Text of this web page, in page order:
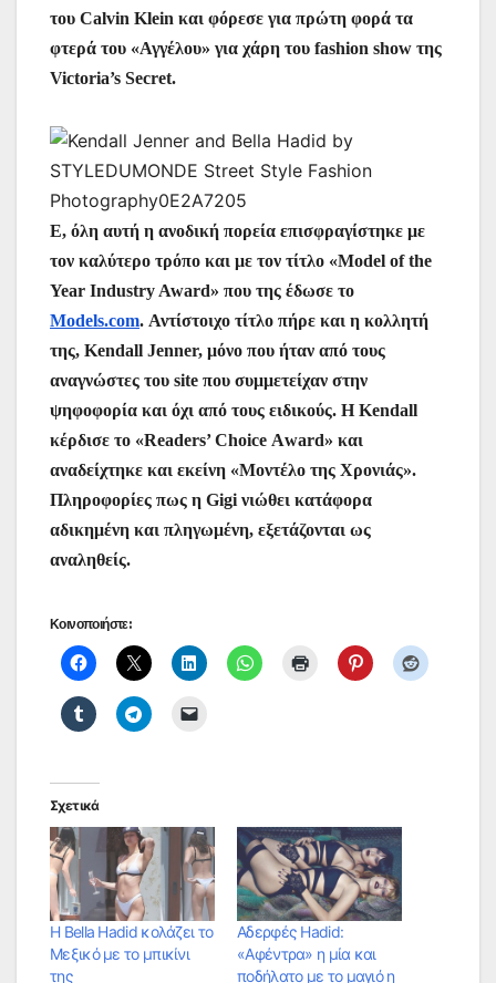
του Calvin Klein και φόρεσε για πρώτη φορά τα
φτερά του «Αγγέλου» για χάρη του fashion show της
Victoria’s Secret.
Ε, όλη αυτή η ανοδική πορεία επισφραγίστηκε με
τον καλύτερο τρόπο και με τον τίτλο «Model of the
Year Industry Award» που της έδωσε το
Models.com. Αντίστοιχο τίτλο πήρε και η κολλητή
της, Kendall Jenner, μόνο που ήταν από τους
αναγνώστες του site που συμμετείχαν στην
ψηφοφορία και όχι από τους ειδικούς. Η Kendall
κέρδισε το «Readers’ Choice Αward» και
αναδείχτηκε και εκείνη «Μοντέλο της Χρονιάς».
Πληροφορίες πως η Gigi νιώθει κατάφορα
αδικημένη και πληγωμένη, εξετάζονται ως
αναληθείς.
Κοινοποιήστε:
Σχετικά
Η Bella Hadid κολάζει το
Μεξικό με το μπικίνι
της
Αδερφές Hadid:
«Αφέντρα» η μία και
ποδήλατο με το μαγιό η